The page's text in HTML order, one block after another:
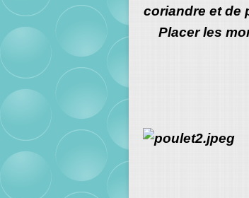
coriandre et de
Placer les